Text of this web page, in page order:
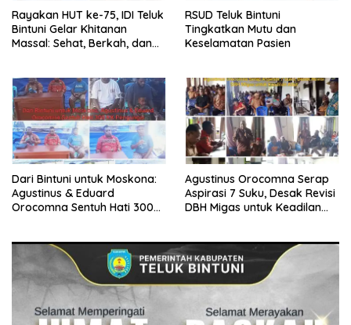
Rayakan HUT ke-75, IDI Teluk
Bintuni Gelar Khitanan
Massal: Sehat, Berkah, dan
RSUD Teluk Bintuni
Tingkatkan Mutu dan
Keselamatan Pasien
Dari Bintuni untuk Moskona:
Agustinus & Eduard
Orocomna Sentuh Hati 300
Agustinus Orocomna Serap
Aspirasi 7 Suku, Desak Revisi
DBH Migas untuk Keadilan